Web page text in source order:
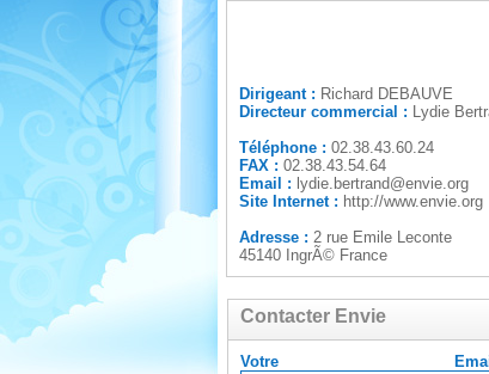
Dirigeant : Richard DEBAUVE
Directeur commercial : Lydie
Téléphone : 02.38.43.60.24
FAX : 02.38.43.54.64
Email : lydie.bertrand@envie.org
Site Internet : http://www.envie.org
Adresse : 2 rue Emile Leconte
45140 IngrÃ© France
Contacter Envie
Votre